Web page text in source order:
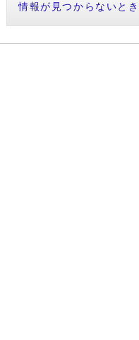
情報が見つからないと